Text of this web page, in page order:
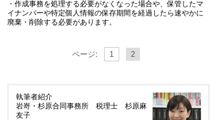
・作成事務を処理する必要がなくなった場合や、保管したマ
イナンバーや特定個人情報の保存期間を経過したら速やかに
廃棄・削除する必要があります。
ページ: 1 2
執筆者紹介
岩嵜・杉原合同事務所 税理士 杉原麻
友子